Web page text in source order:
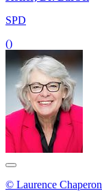
SPD
()
© Laurence Chaperon